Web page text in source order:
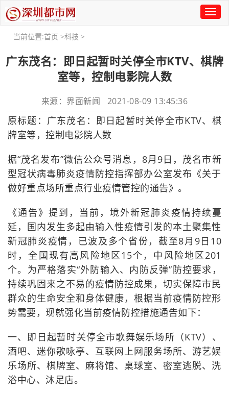
Toggle
当前位置:首页 >科技 >
广东茂名：即日起暂时关停全市KTV、棋牌
室等，控制电影院人数
来源：界面新闻 2021-08-09 13:45:36
原标题：广东茂名：即日起暂时关停全市KTV、棋
牌室等，控制电影院人数
据“茂名发布”微信公众号消息，8月9日，茂名市新
型冠状病毒肺炎疫情防控指挥部办公室发布《关于
做好重点场所重点行业疫情管控的通告》。
《通告》提到，当前，境外新冠肺炎疫情持续蔓
延，国内发生多起由输入性疫情引发的本土聚集性
新冠肺炎疫情，已波及多个省份，截至8月9日10
时，全国现有高风险地区15个，中风险地区201
个。为严格落实“外防输入、内防反弹”防控要求，
持续巩固来之不易的疫情防控成果，切实保障市民
群众的生命安全和身体健康，根据当前疫情防控形
势需要，现就强化当前疫情防控措施通告如下：
一、即日起暂时关停全市歌舞娱乐场所（KTV）、
酒吧、迷你歌咏亭、互联网上网服务场所、游艺娱
乐场所、棋牌室、麻将馆、桌球室、密室逃脱、洗
浴中心、沐足店。